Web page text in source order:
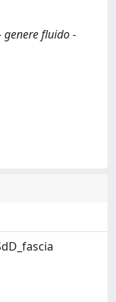
genere fluido -